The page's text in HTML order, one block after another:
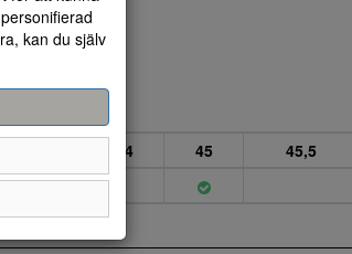
44 45 45,5
kan du själv